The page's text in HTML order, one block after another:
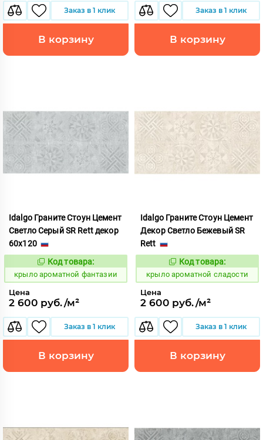
Заказ в 1 клик
В корзину
Заказ в 1 клик
В корзину
Idalgo Граните Стоун Цемент
Светло Серый SR Rett декор
60x120
828487
Код товара:
крыло ароматной фантазии
Цена
2 600 руб./м²
Заказ в 1 клик
В корзину
Idalgo Граните Стоун Цемент
Декор Светло Бежевый SR
Rett
828470
Код товара:
крыло ароматной сладости
Цена
2 600 руб./м²
Заказ в 1 клик
В корзину